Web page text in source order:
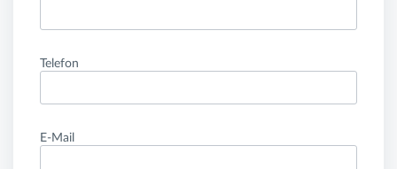
Telefon
E-Mail